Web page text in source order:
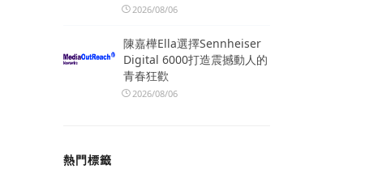
2026/08/06
陳嘉樺Ella選擇Sennheiser
Digital 6000打造震撼動人的
青春狂歡
2026/08/06
熱門標籤